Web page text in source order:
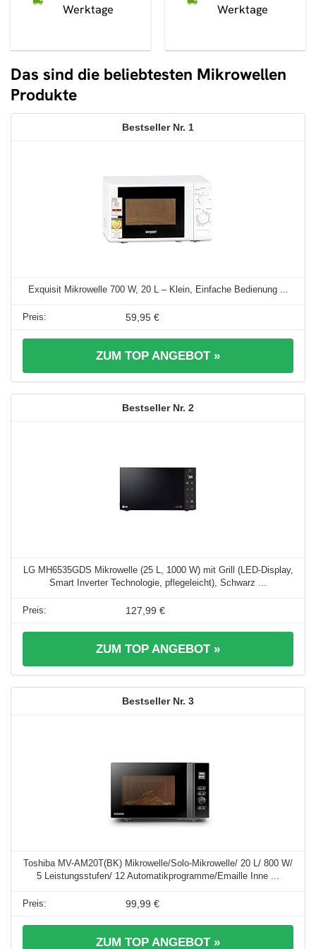
Werktage
Werktage
Das sind die beliebtesten Mikrowellen
Produkte
1
Exquisit Mikrowelle 700 W, 20 L – Klein, Einfache Bedienung ...
59,95 €
ZUM TOP ANGEBOT »
2
LG MH6535GDS Mikrowelle (25 L, 1000 W) mit Grill (LED-Display,
Smart Inverter Technologie, pflegeleicht), Schwarz ...
127,99 €
ZUM TOP ANGEBOT »
3
Toshiba MV-AM20T(BK) Mikrowelle/Solo-Mikrowelle/ 20 L/ 800 W/
5 Leistungsstufen/ 12 Automatikprogramme/Emaille Inne ...
99,99 €
ZUM TOP ANGEBOT »